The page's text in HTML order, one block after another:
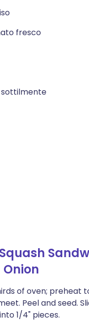
fresco
sottilmente
Onion
of oven; preheat
Peel and seed.
1/4" pieces.